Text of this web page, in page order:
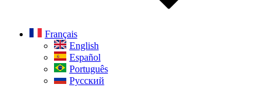
Français
English
Español
Português
Русский